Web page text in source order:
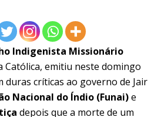
Indigenista Missionário
Católica, emitiu neste domingo
duras críticas ao governo de Jair
Nacional do Índio (Funai)e
depois que a morte de um